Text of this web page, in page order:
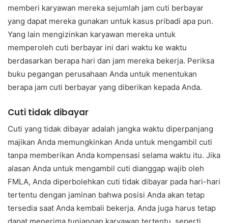
memberi karyawan mereka sejumlah jam cuti berbayar
yang dapat mereka gunakan untuk kasus pribadi apa pun.
Yang lain mengizinkan karyawan mereka untuk
memperoleh cuti berbayar ini dari waktu ke waktu
berdasarkan berapa hari dan jam mereka bekerja. Periksa
buku pegangan perusahaan Anda untuk menentukan
berapa jam cuti berbayar yang diberikan kepada Anda.
Cuti tidak dibayar
Cuti yang tidak dibayar adalah jangka waktu diperpanjang
majikan Anda memungkinkan Anda untuk mengambil cuti
tanpa memberikan Anda kompensasi selama waktu itu. Jika
alasan Anda untuk mengambil cuti dianggap wajib oleh
FMLA, Anda diperbolehkan cuti tidak dibayar pada hari-hari
tertentu dengan jaminan bahwa posisi Anda akan tetap
tersedia saat Anda kembali bekerja. Anda juga harus tetap